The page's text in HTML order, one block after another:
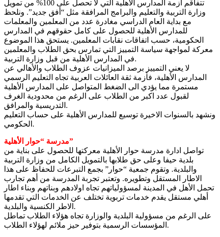
تتفاقم أزمة المدارس الأهلية التي لا تحصل على 100% من تمويل
وزارة التربية والتعليم والبرامج المرافقة مثل “أفق جديد”. ونلحظ
مع بداية العام الدراسي مغادرة عدد من المعلمين والمعلمات
للمدارس الأهلية للحصول على كامل حقوقهم في المدارس
الحكومية، حسب اتفاقات نقابات المعلمين. يستحق هذا الموضوع
معركة لمواجهة سياسة التمييز التي تمارس بحق الطلاب والمعلمين
في المدارس الأهلية من قبل وزارة التربية.
لا يعني التمييز برصد الميزانيات عزوف الطلاب والأهالي عن
المدارس الأهلية، فأزمة ثقة العائلات العربية تجاه التعليم الرسمي
مستمرة مما يؤدي الى الضغط المتواصل على المدارس الأهلية
لقبول عدد اكبر من الطلاب على الرغم من محدودية الغرف
التدريسية والمرافق.
ونشهد بالسنوات الاخيرة توسيع للمدارس الأهلية على حساب التعليم
الحكومي.
مدرسة “حوار الأهلية”
تواصل ادارة مدرسة حوار الأهلية معركتها للحصول على بناية من
بلدية حيفا وعلى حق طلابها بالتمويل الكامل من وزارة التربية
والبلدية. وتقوم جمعية “حوار” بجمع التبرعات للحفاظ على هذا
الاطار المستقل وتطويره. وتعتبر تجربة المدرسة من أهم تجارب
تحمل الأهل في المدينة لمسؤولياتهم تجاه اولادهم وبناتهم وبناء اطار
أهلي مستقل يقدم خدمات تربوية تختلف عن الخدمات التي تقدمها
الاطر الكنسية والبلدية.
على الرغم من مسؤولية البلدية والوزارة تجاه هؤلاء الطلاب تماطل
المؤسسات الرسمية بتوفير حيز ملائم لهؤلاء الطلاب.